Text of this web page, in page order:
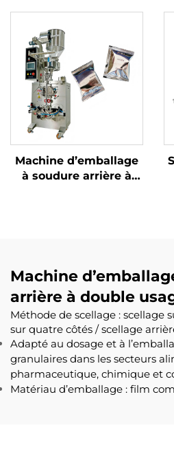
Machine d’emballage
à soudure arrière à
Machine
arrière à double
Méthode de scellage : scellage
sur quatre côtés / scellage
Adapté au dosage et à
granulaires dans les secteurs
pharmaceutique, chimique et
Matériau d’emballage : film